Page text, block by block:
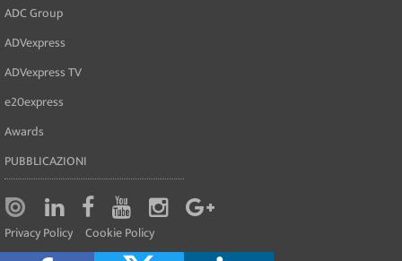
ADC Group
ADVexpress
ADVexpress TV
e20express
Awards
PUBBLICAZIONI
Privacy Policy Cookie Policy